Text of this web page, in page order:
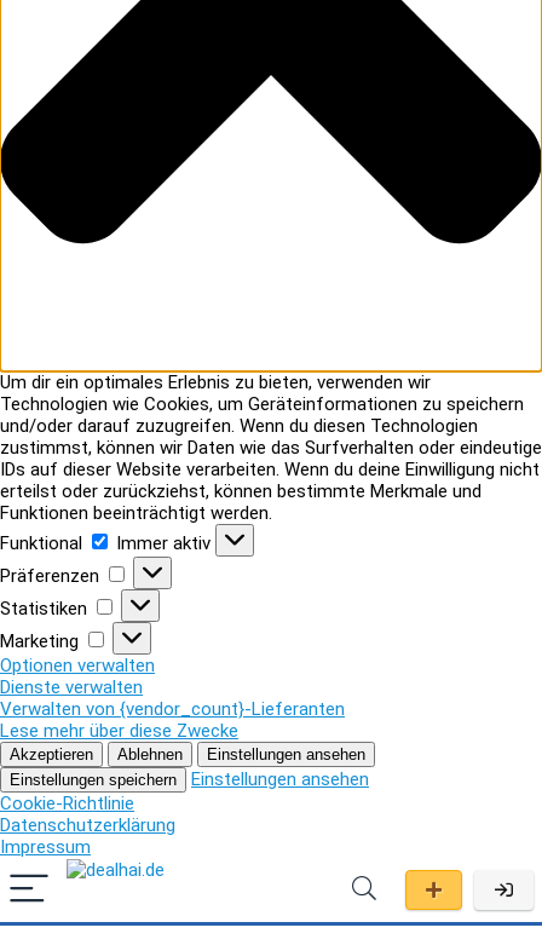
Um dir ein optimales Erlebnis zu bieten, verwenden wir
Technologien wie Cookies, um Geräteinformationen zu speichern
und/oder darauf zuzugreifen. Wenn du diesen Technologien
zustimmst, können wir Daten wie das Surfverhalten oder eindeutige
IDs auf dieser Website verarbeiten. Wenn du deine Einwilligung nicht
erteilst oder zurückziehst, können bestimmte Merkmale und
Funktionen beeinträchtigt werden.
Funktional
Funktional
Immer aktiv
Präferenzen
Präferenzen
Statistiken
Statistiken
Marketing
Marketing
Optionen verwalten
Dienste verwalten
Verwalten von {vendor_count}-Lieferanten
Lese mehr über diese Zwecke
Akzeptieren Ablehnen
Einstellungen ansehen
Einstellungen speichern
Einstellungen ansehen
Cookie-Richtlinie
Datenschutzerklärung
Impressum